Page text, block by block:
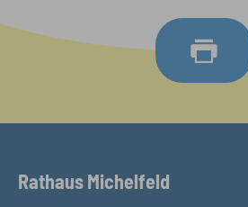
Rathaus Michelfeld